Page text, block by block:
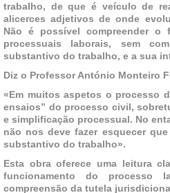
trabalho, de que é veículo de
alicerces adjetivos de onde
Não é possível compreender o
processuais laborais, sem
substantivo do trabalho, e a sua
Diz o Professor António Monteiro
«Em muitos aspetos o processo
ensaios” do processo civil,
e simplificação processual. No
não nos deve fazer esquecer
substantivo do trabalho».
Esta obra oferece uma leitura
funcionamento do processo
compreensão da tutela